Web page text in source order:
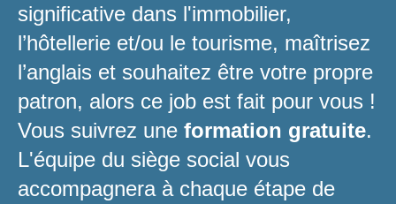
significative dans l'immobilier,
l’hôtellerie et/ou le tourisme, maîtrisez
l’anglais et souhaitez être votre propre
patron, alors ce job est fait pour vous !
Vous suivrez une formation gratuite.
L'équipe du siège social vous
accompagnera à chaque étape de